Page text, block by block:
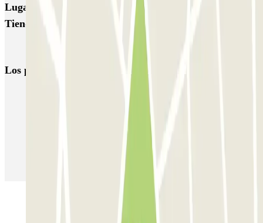
Lugares y eventos interesantes cerca de ParkBee
Tiendplein
Parkings en el Aeropuerto de Róterdam-La Haya (RTM)
Los parkings más reservados
Parking en Barcelona
Parking en Aeropuerto Barcelona
Parking en Aeropuerto Madrid Barajas
Parking en Sants - Estación de Barcelona